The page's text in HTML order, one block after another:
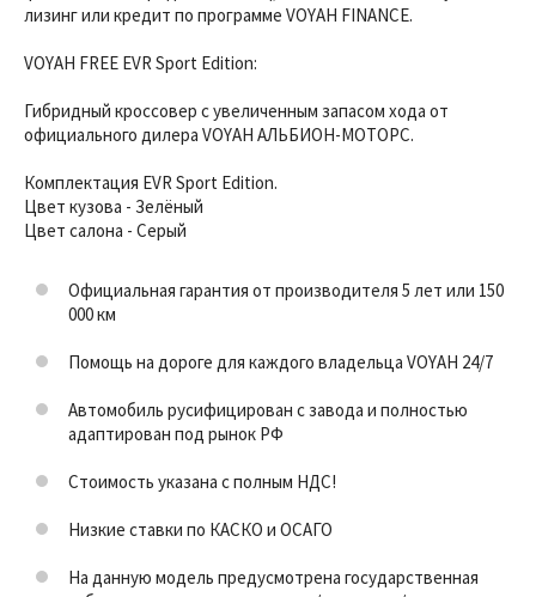
лизинг или кредит по программе VOYAH FINANCE.
VOYAH FREE EVR Sport Edition:
Гибридный кроссовер с увеличенным запасом хода от
официального дилера VOYAH АЛЬБИОН-МОТОРС.
Комплектация EVR Sport Edition.
Цвет кузова - Зелёный
Цвет салона - Серый
Официальная гарантия от производителя 5 лет или 150
000 км
Помощь на дороге для каждого владельца VOYAH 24/7
Автомобиль русифицирован с завода и полностью
адаптирован под рынок РФ
Стоимость указана с полным НДС!
Низкие ставки по КАСКО и ОСАГО
На данную модель предусмотрена государственная